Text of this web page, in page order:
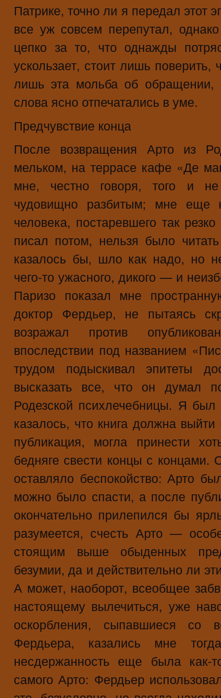
Патрике, точно ли я передал этот
все уж совсем перепутал,
цепко за то, что однажды
ускользает, стоит лишь
лишь эта мольба об обращении,
слова ясно отпечатались в уме.
Предчувствие конца
После возвращения Арто из
мельком, на террасе кафе «Де
мне, честно говоря, того и
чудовищно разбитым; мне еще
человека, постаревшего так
писал потом, нельзя было
казалось бы, шло как надо, но
чего-то ужасного, дикого — и
Паризо показал мне
доктор Фердьер, не пытаясь
возражал против
впоследствии под названием
трудом подыскивал эпитеты
высказать все, что он думал
Родезской психлечебницы. Я
казалось, что книга должна
публикация, могла принести
бедняге свести концы с концами.
оставляло беспокойство: Арто
можно было спасти, а после
окончательно прилепился бы
разумеется, счесть Арто —
стоящим выше обыденных
безумии, да и действительно ли
А может, наоборот, всеобщее
настоящему вылечиться, уже
оскорбления, сыпавшиеся со
Фердьера, казались мне
несдержанность еще была как-
самого Арто: Фердьер